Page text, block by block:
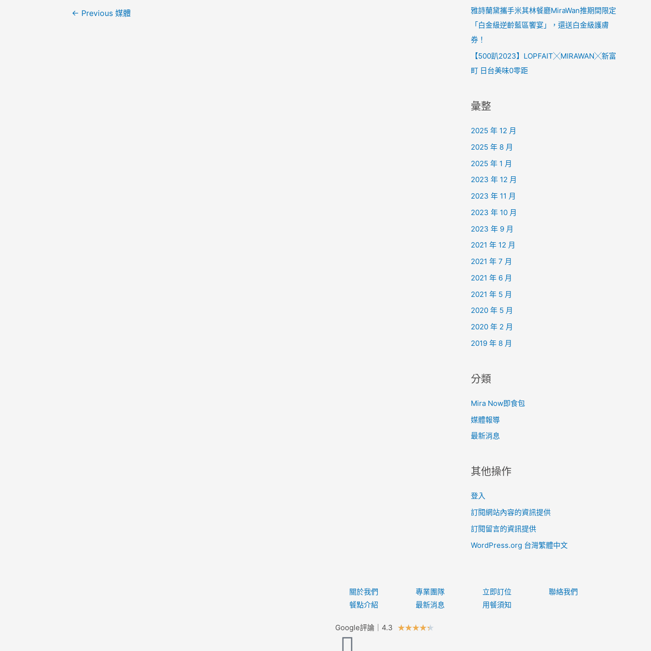
← Previous 媒體
雅詩蘭黛攜手米其林餐廳MiraWan推期間限定
「白金級逆齡藍區饗宴」，還送白金級護膚
券！
【500趴2023】LOPFAIT╳MIRAWAN╳新富
町 日台美味0零距
彙整
2025 年 12 月
2025 年 8 月
2025 年 1 月
2023 年 12 月
2023 年 11 月
2023 年 10 月
2023 年 9 月
2021 年 12 月
2021 年 7 月
2021 年 6 月
2021 年 5 月
2020 年 5 月
2020 年 2 月
2019 年 8 月
分類
Mira Now即食包
媒體報導
最新消息
其他操作
登入
訂閱網站內容的資訊提供
訂閱留言的資訊提供
WordPress.org 台灣繁體中文
關於我們
餐點介紹
專業團隊
最新消息
立即訂位
用餐須知
聯絡我們
Google評論｜4.3 ★★★★★